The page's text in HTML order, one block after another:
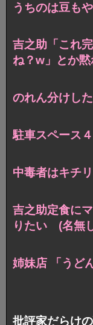
うちのは豆も
吉之助「これ
ね？w」とか
のれん分けし
駐車スペース
中毒者はキチ
吉之助定食に
りたい (名無
姉妹店 「うど
批評家だらけ